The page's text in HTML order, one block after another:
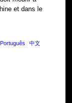
et dans le
Português 中文